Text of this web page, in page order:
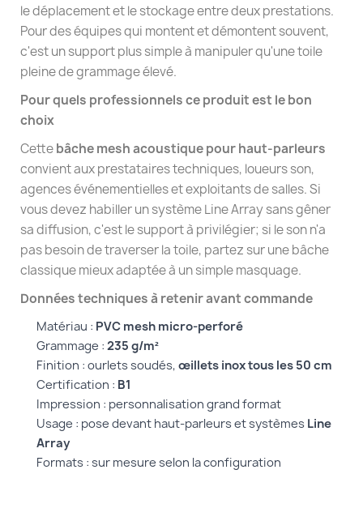
le déplacement et le stockage entre deux prestations.
Pour des équipes qui montent et démontent souvent,
c'est un support plus simple à manipuler qu'une toile
pleine de grammage élevé.
Pour quels professionnels ce produit est le bon
choix
Cettebâche mesh acoustique pour haut-parleurs
convient aux prestataires techniques, loueurs son,
agences événementielles et exploitants de salles. Si
vous devez habiller un système Line Array sans gêner
sa diffusion, c'est le support à privilégier; si le son n'a
pas besoin de traverser la toile, partez sur une bâche
classique mieux adaptée à un simple masquage.
Données techniques à retenir avant commande
Matériau : PVC mesh micro-perforé
Grammage :235 g/m²
Finition : ourlets soudés,œillets inox tous les 50 cm
Certification : B1
Impression : personnalisation grand format
Usage : pose devant haut-parleurs et systèmes Line
Array
Formats : sur mesure selon la configuration